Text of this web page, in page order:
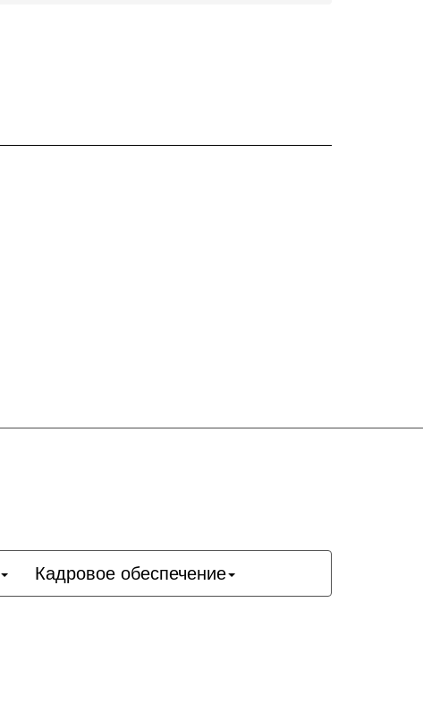
Кадровое обеспечение